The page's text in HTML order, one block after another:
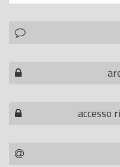
accesso